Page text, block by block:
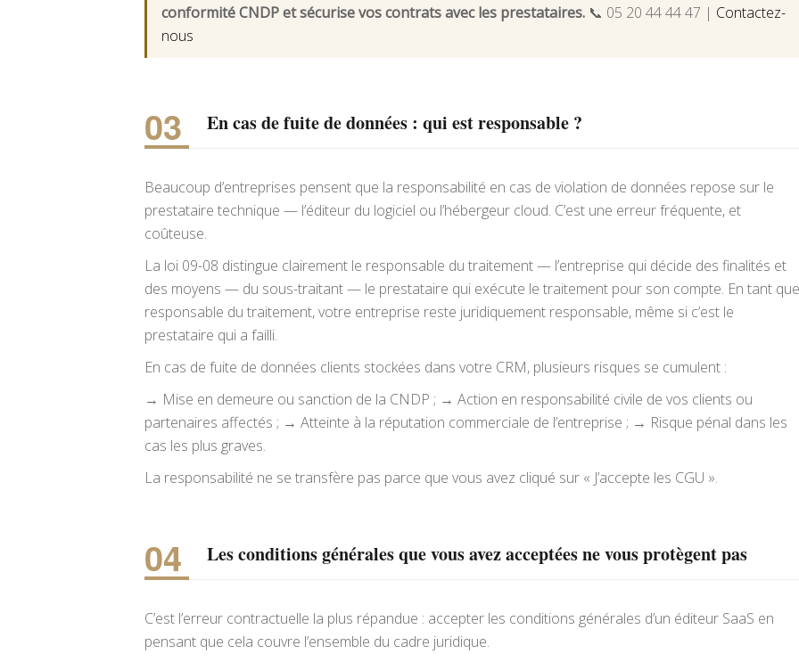
conformité CNDP et sécurise vos contrats avec les prestataires. 📞 05 20 44 44 47 | Contactez-
nous
En cas de fuite de données : qui est responsable ?
Beaucoup d’entreprises pensent que la responsabilité en cas de violation de données repose sur le
prestataire technique — l’éditeur du logiciel ou l’hébergeur cloud. C’est une erreur fréquente, et
coûteuse.
La loi 09-08 distingue clairement le responsable du traitement — l’entreprise qui décide des finalités et
des moyens — du sous-traitant — le prestataire qui exécute le traitement pour son compte. En tant que
responsable du traitement, votre entreprise reste juridiquement responsable, même si c’est le
prestataire qui a failli.
En cas de fuite de données clients stockées dans votre CRM, plusieurs risques se cumulent :
→ Mise en demeure ou sanction de la CNDP ; → Action en responsabilité civile de vos clients ou
partenaires affectés ; → Atteinte à la réputation commerciale de l’entreprise ; → Risque pénal dans les
cas les plus graves.
La responsabilité ne se transfère pas parce que vous avez cliqué sur « J’accepte les CGU ».
Lesconditions généralesque vous avez acceptées ne vous protègent pas
C’est l’erreur contractuelle la plus répandue : accepter les conditions générales d’un éditeur SaaS en
pensant que cela couvre l’ensemble du cadre juridique.